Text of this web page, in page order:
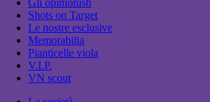
Gli opinionisti
Shots on Target
Le nostre esclusive
Memorabilia
Pianticelle viola
V.I.P.
VN scout